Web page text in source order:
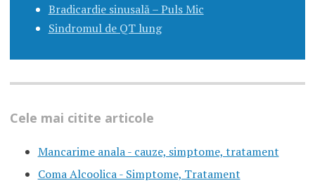
Bradicardie sinusală – Puls Mic
Sindromul de QT lung
Cele mai citite articole
Mancarime anala - cauze, simptome, tratament
Coma Alcoolica - Simptome, Tratament